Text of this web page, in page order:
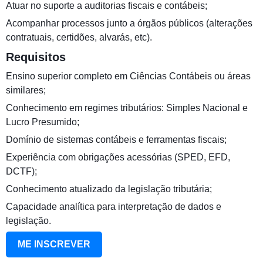
Atuar no suporte a auditorias fiscais e contábeis;
Acompanhar processos junto a órgãos públicos (alterações
contratuais, certidões, alvarás, etc).
Requisitos
Ensino superior completo em Ciências Contábeis ou áreas
similares;
Conhecimento em regimes tributários: Simples Nacional e
Lucro Presumido;
Domínio de sistemas contábeis e ferramentas fiscais;
Experiência com obrigações acessórias (SPED, EFD,
DCTF);
Conhecimento atualizado da legislação tributária;
Capacidade analítica para interpretação de dados e
legislação.
ME INSCREVER